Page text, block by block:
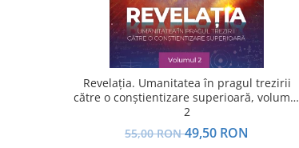
Revelația. Umanitatea în pragul trezirii
către o conştientizare superioară, volumul
2
55,00 RON49,50 RON